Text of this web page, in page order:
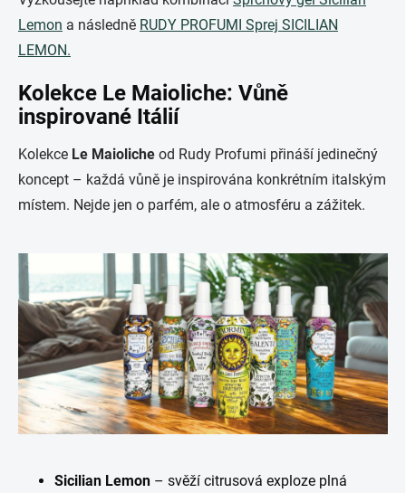
Lemon a následně RUDY PROFUMI Sprej SICILIAN
LEMON.
Kolekce Le Maioliche: Vůně
inspirované Itálií
Kolekce Le Maioliche od Rudy Profumi přináší jedinečný
koncept – každá vůně je inspirována konkrétním italským
místem. Nejde jen o parfém, ale o atmosféru a zážitek.
Sicilian Lemon – svěží citrusová exploze plná